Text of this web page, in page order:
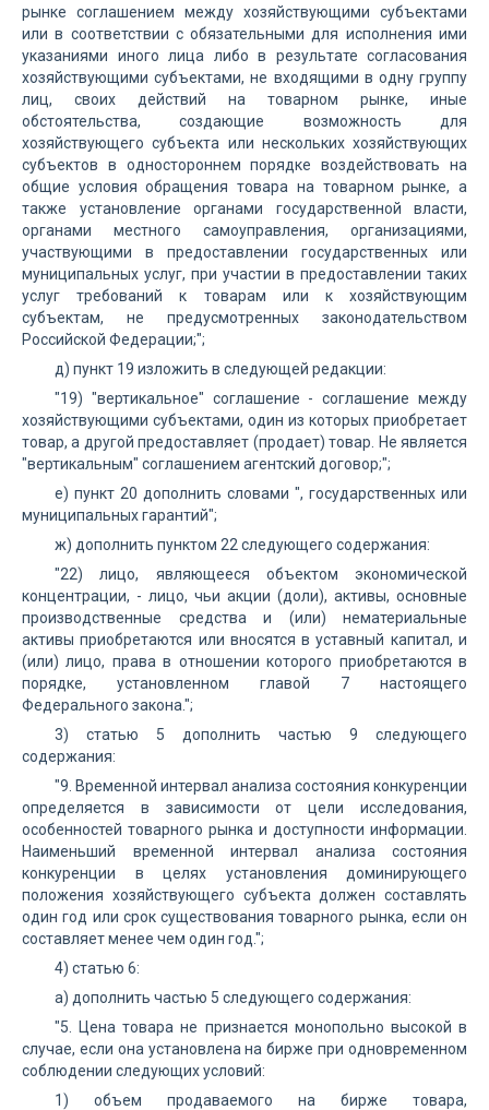
рынке соглашением между хозяйствующими субъектами
или в соответствии с обязательными для исполнения ими
указаниями иного лица либо в результате согласования
хозяйствующими субъектами, не входящими в одну группу
лиц, своих действий на товарном рынке, иные
обстоятельства, создающие возможность для
хозяйствующего субъекта или нескольких хозяйствующих
субъектов в одностороннем порядке воздействовать на
общие условия обращения товара на товарном рынке, а
также установление органами государственной власти,
органами местного самоуправления, организациями,
участвующими в предоставлении государственных или
муниципальных услуг, при участии в предоставлении таких
услуг требований к товарам или к хозяйствующим
субъектам, не предусмотренных законодательством
Российской Федерации;";
д) пункт 19 изложить в следующей редакции:
"19) "вертикальное" соглашение - соглашение между
хозяйствующими субъектами, один из которых приобретает
товар, а другой предоставляет (продает) товар. Не является
"вертикальным" соглашением агентский договор;";
е) пункт 20 дополнить словами ", государственных или
муниципальных гарантий";
ж) дополнить пунктом 22 следующего содержания:
"22) лицо, являющееся объектом экономической
концентрации, - лицо, чьи акции (доли), активы, основные
производственные средства и (или) нематериальные
активы приобретаются или вносятся в уставный капитал, и
(или) лицо, права в отношении которого приобретаются в
порядке, установленном главой 7 настоящего
Федерального закона.";
3) статью 5 дополнить частью 9 следующего
содержания:
"9. Временной интервал анализа состояния конкуренции
определяется в зависимости от цели исследования,
особенностей товарного рынка и доступности информации.
Наименьший временной интервал анализа состояния
конкуренции в целях установления доминирующего
положения хозяйствующего субъекта должен составлять
один год или срок существования товарного рынка, если он
составляет менее чем один год.";
4) статью 6:
а) дополнить частью 5 следующего содержания:
"5. Цена товара не признается монопольно высокой в
случае, если она установлена на бирже при одновременном
соблюдении следующих условий:
1) объем продаваемого на бирже товара,